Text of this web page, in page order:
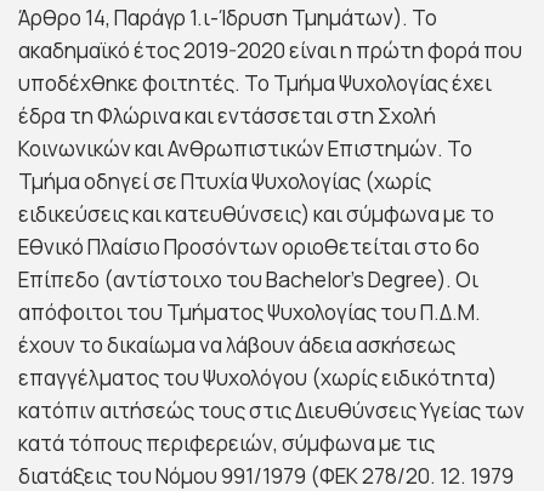
Άρθρο 14, Παράγρ 1.ι-Ίδρυση Τμημάτων). Το
ακαδημαϊκό έτος 2019-2020 είναι η πρώτη φορά που
υποδέχθηκε φοιτητές. Το Τμήμα Ψυχολογίας έχει
έδρα τη Φλώρινα και εντάσσεται στη Σχολή
Κοινωνικών και Ανθρωπιστικών Επιστημών. Το
Τμήμα οδηγεί σε Πτυχία Ψυχολογίας (χωρίς
ειδικεύσεις και κατευθύνσεις) και σύμφωνα με το
Εθνικό Πλαίσιο Προσόντων οριοθετείται στο 6ο
Επίπεδο (αντίστοιχο του Bachelor’s Degree). Οι
απόφοιτοι του Τμήματος Ψυχολογίας του Π.Δ.Μ.
έχουν το δικαίωμα να λάβουν άδεια ασκήσεως
επαγγέλματος του Ψυχολόγου (χωρίς ειδικότητα)
κατόπιν αιτήσεώς τους στις Διευθύνσεις Υγείας των
κατά τόπους περιφερειών, σύμφωνα με τις
διατάξεις του Νόμου 991/1979 (ΦΕΚ 278/20. 12. 1979